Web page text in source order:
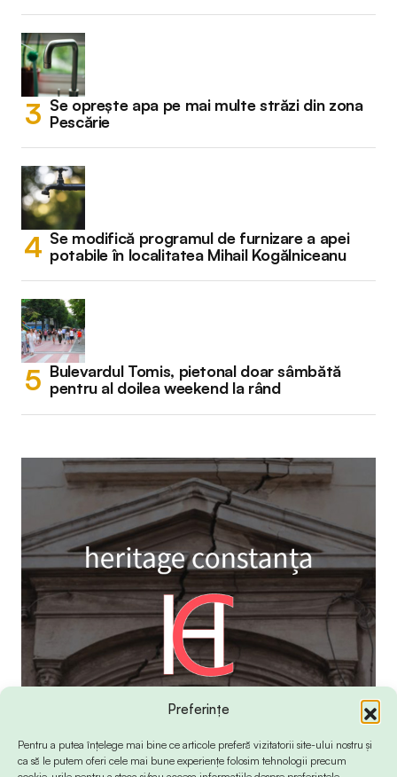
Preferințe
Pentru a putea înțelege mai bine ce articole preferă vizitatorii site-ului nostru și
ca să le putem oferi cele mai bune experiențe folosim tehnologii precum
Se oprește apa pe mai multe străzi din zona
Pescărie
Se modifică programul de furnizare a apei
potabile în localitatea Mihail Kogălniceanu
Bulevardul Tomis, pietonal doar sâmbătă
pentru al doilea weekend la rând